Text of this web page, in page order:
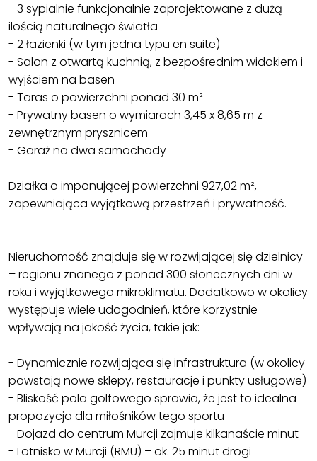
- 3 sypialnie funkcjonalnie zaprojektowane z dużą
ilością naturalnego światła
- 2 łazienki (w tym jedna typu en suite)
- Salon z otwartą kuchnią, z bezpośrednim widokiem i
wyjściem na basen
- Taras o powierzchni ponad 30 m²
- Prywatny basen o wymiarach 3,45 x 8,65 m z
zewnętrznym prysznicem
- Garaż na dwa samochody
Działka o imponującej powierzchni 927,02 m²,
zapewniająca wyjątkową przestrzeń i prywatność.
Nieruchomość znajduje się w rozwijającej się dzielnicy
– regionu znanego z ponad 300 słonecznych dni w
roku i wyjątkowego mikroklimatu. Dodatkowo w okolicy
występuje wiele udogodnień, które korzystnie
wpływają na jakość życia, takie jak:
- Dynamicznie rozwijająca się infrastruktura (w okolicy
powstają nowe sklepy, restauracje i punkty usługowe)
- Bliskość pola golfowego sprawia, że jest to idealna
propozycja dla miłośników tego sportu
- Dojazd do centrum Murcji zajmuje kilkanaście minut
- Lotnisko w Murcji (RMU) – ok. 25 minut drogi